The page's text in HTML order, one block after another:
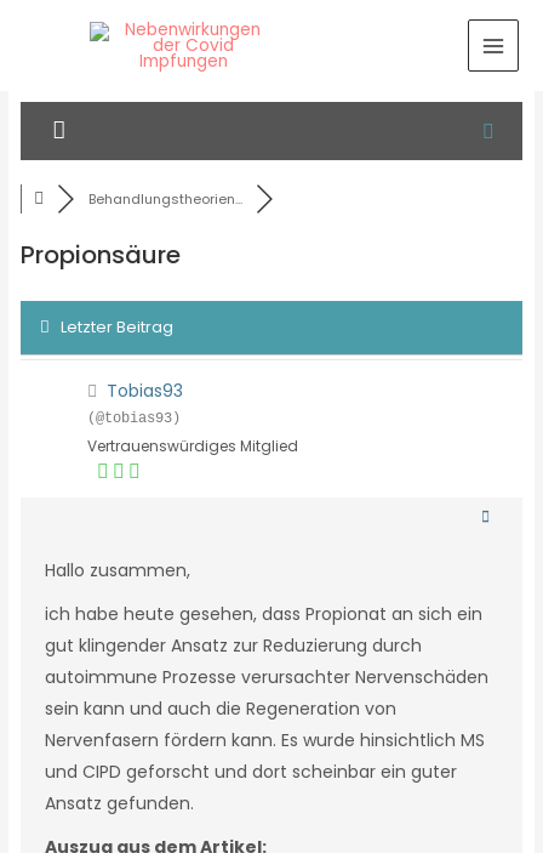
Behandlungstheorien...
Propionsäure
Letzter Beitrag
Tobias93
(@tobias93)
Vertrauenswürdiges Mitglied
Hallo zusammen,
ich habe heute gesehen, dass Propionat an sich ein
gut klingender Ansatz zur Reduzierung durch
autoimmune Prozesse verursachter Nervenschäden
sein kann und auch die Regeneration von
Nervenfasern fördern kann. Es wurde hinsichtlich MS
und CIPD geforscht und dort scheinbar ein guter
Ansatz gefunden.
Auszug aus dem Artikel: